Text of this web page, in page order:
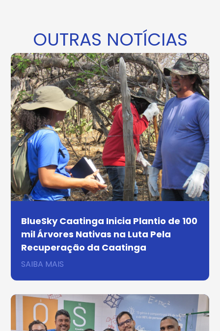
OUTRAS NOTÍCIAS
BlueSky Caatinga Inicia Plantio de 100
mil Árvores Nativas na Luta Pela
Recuperação da Caatinga
SAIBA MAIS